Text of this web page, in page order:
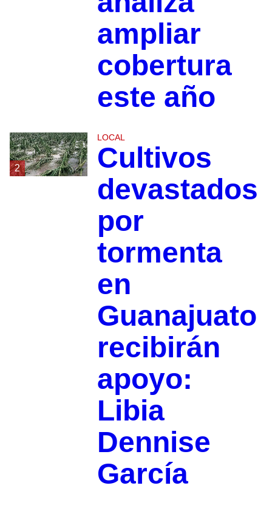
ampliar
cobertura
este año
2
LOCAL
Cultivos
devastados
por
tormenta
en
Guanajuato
recibirán
apoyo:
Libia
Dennise
García